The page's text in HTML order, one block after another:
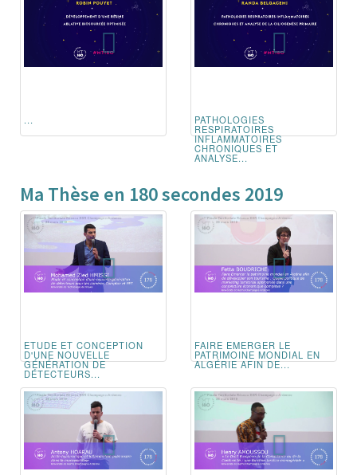
... PATHOLOGIES
RESPIRATOIRES
INFLAMMATOIRES
CHRONIQUES ET
ANALYSE...
Ma Thèse en 180 secondes 2019
ETUDE ET CONCEPTION
D'UNE NOUVELLE
GÉNÉRATION DE
DÉTECTEURS...
FAIRE EMERGER LE
PATRIMOINE MONDIAL EN
ALGÉRIE AFIN DE...